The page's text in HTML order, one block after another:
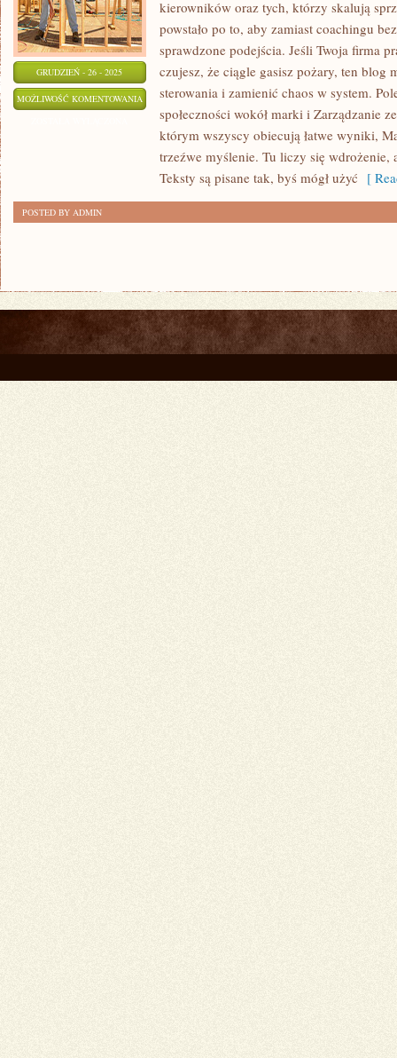
GRUDZIEŃ - 26 - 2025
MOŻLIWOŚĆ KOMENTOWANIA PRODUKTYWNOŚĆ
kierowników oraz tych, którzy skalują
powstało po to, aby zamiast coachingu
sprawdzone podejścia. Jeśli Twoja firma
czujesz, że ciągle gasisz pożary, ten blog
sterowania i zamienić chaos w system.
społeczności wokół marki i Zarządzanie
którym wszyscy obiecują łatwe wyniki,
trzeźwe myślenie. Tu liczy się wdrożenie,
Teksty są pisane tak, byś mógł użyć [
POSTED BY ADMIN